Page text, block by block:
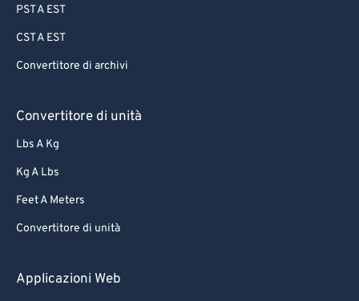
PST A EST
CST A EST
Convertitore di archivi
Convertitore di unità
Lbs A Kg
Kg A Lbs
Feet A Meters
Convertitore di unità
Applicazioni Web